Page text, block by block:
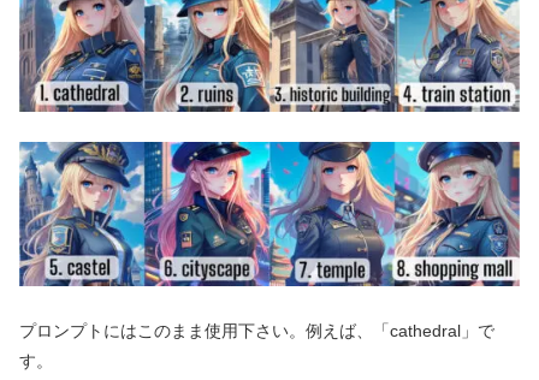
プロンプトにはこのまま使用下さい。例えば、「cathedral」で
す。